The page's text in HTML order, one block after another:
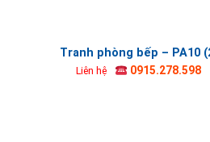
Tranh phòng bếp – PA10
Liên hệ 0915.278.598